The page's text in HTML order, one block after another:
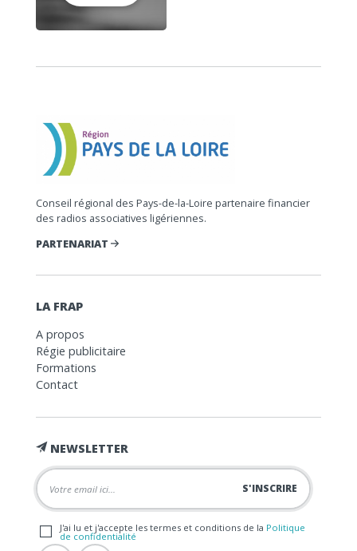
Conseil régional des Pays-de-la-Loire partenaire financier
des radios associatives ligériennes.
PARTENARIAT
LA FRAP
A propos
Régie publicitaire
Formations
Contact
NEWSLETTER
J'ai lu et j'accepte les termes et conditions de la Politique
de confidentialité